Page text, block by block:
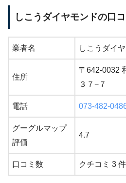
しこうダイヤモンドの口
業者名 しこうダイ
住所
〒642-0032
３７−７
電話 073-482-
グーグルマップ
評価
4.7
口コミ数 クチコミ 3 件